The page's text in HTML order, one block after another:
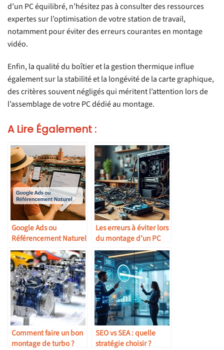
d’un PC équilibré, n’hésitez pas à consulter des ressources
expertes sur l’optimisation de votre station de travail,
notamment pour éviter des erreurs courantes en montage
vidéo.
Enfin, la qualité du boîtier et la gestion thermique influe
également sur la stabilité et la longévité de la carte graphique,
des critères souvent négligés qui méritent l’attention lors de
l’assemblage de votre PC dédié au montage.
A Lire Également :
Google Ads ou
Référencement Naturel
: quelle stratégie
choisir pour une
entreprise touristique à
Marrakech ?
Les erreurs à éviter lors
du montage d’un PC
Comment faire un bon
montage de turbo ?
SEO vs SEA : quelle
stratégie choisir ?